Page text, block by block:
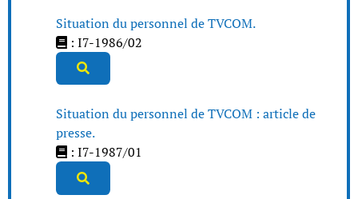
Situation du personnel de TVCOM.
: I7-1986/02
Situation du personnel de TVCOM : article de
presse.
: I7-1987/01